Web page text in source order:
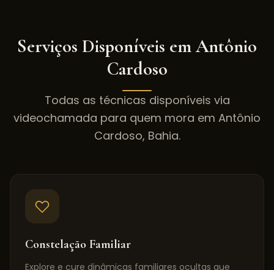
Serviços Disponíveis emAntônio
Cardoso
Todas as técnicas disponíveis via
videochamada para quem mora em Antônio
Cardoso, Bahia.
Constelação Familiar
Explore e cure dinâmicas familiares ocultas que